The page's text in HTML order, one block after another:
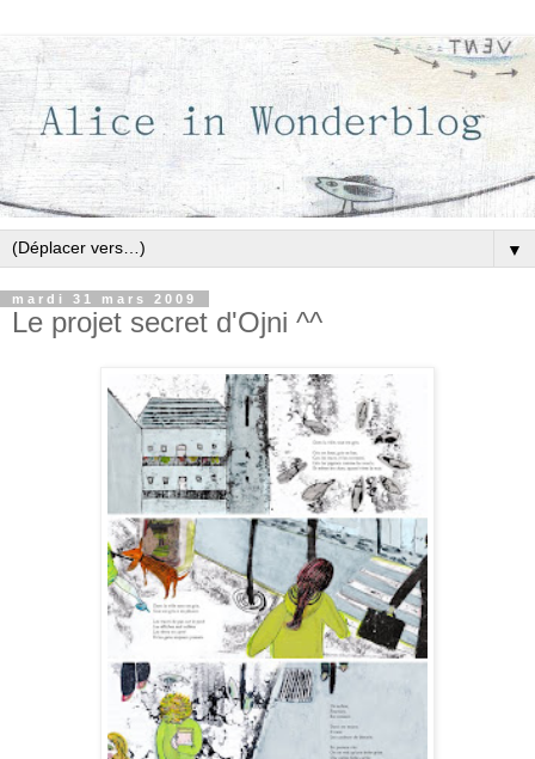
▼
mardi 31 mars 2009
Le projet secret d'Ojni ^^